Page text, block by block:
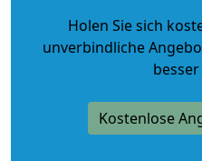
Holen Sie sich
unverbindliche
Kostenlose